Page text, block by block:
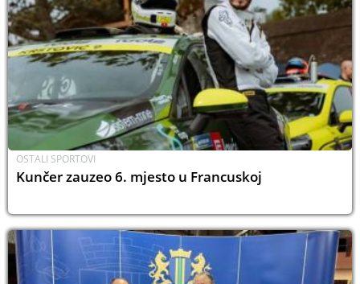
OSTALI SPORTOVI
Kunčer zauzeo 6. mjesto u Francuskoj